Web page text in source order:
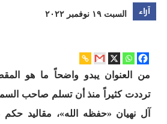
آراء السبت ١٩ نوفمبر ٢٠٢٢
من العنوان يبدو واضحاً ما هو
ترددت كثيراً منذ أن تسلم صاحب
آل نهيان «حفظه الله»، مقاليد حكم